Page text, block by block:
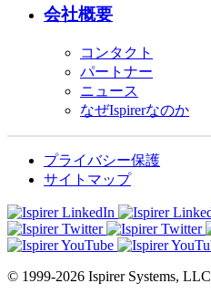
会社概要
コンタクト
パートナー
ニュース
なぜIspirerなのか
プライバシー保護
サイトマップ
© 1999-2026 Ispirer Systems, LLC